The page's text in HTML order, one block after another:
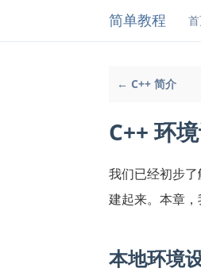
简单教程
← C++ 简介
C++ 环
我们已经初步
建起来。本章，
本地环境